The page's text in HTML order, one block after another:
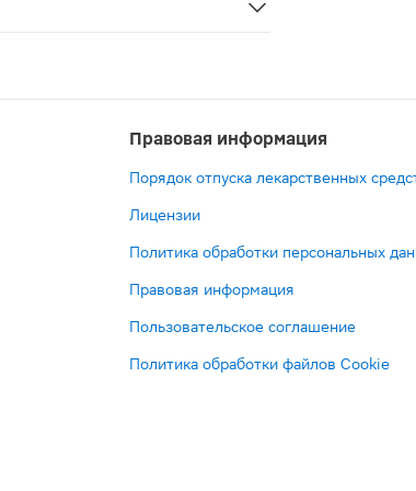
Правовая информация
Порядок отпуска лекарственных
Лицензии
Политика обработки персональных
Правовая информация
Пользовательское соглашение
Политика обработки файлов Cookie